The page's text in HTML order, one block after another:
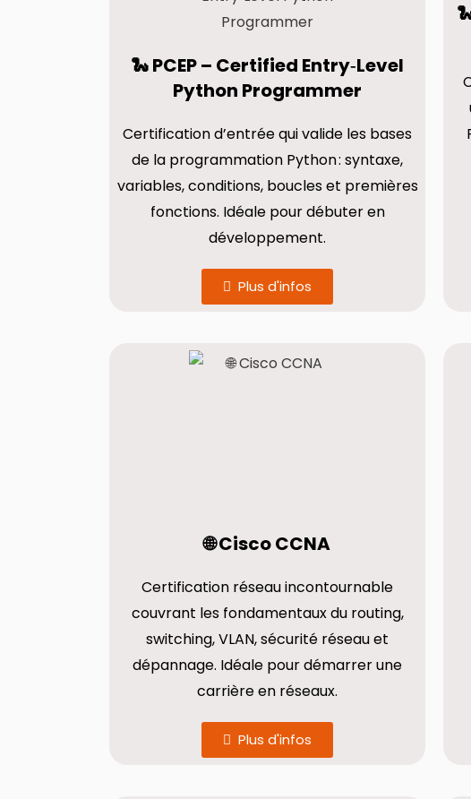
🐍 PCEP – Certified Entry‑Level
Python Programmer
Certification d’entrée qui valide les bases
de la programmation Python : syntaxe,
variables, conditions, boucles et premières
fonctions. Idéale pour débuter en
développement.
Plus d'infos
🌐 Cisco CCNA
Certification réseau incontournable
couvrant les fondamentaux du routing,
switching, VLAN, sécurité réseau et
dépannage. Idéale pour démarrer une
carrière en réseaux.
Plus d'infos